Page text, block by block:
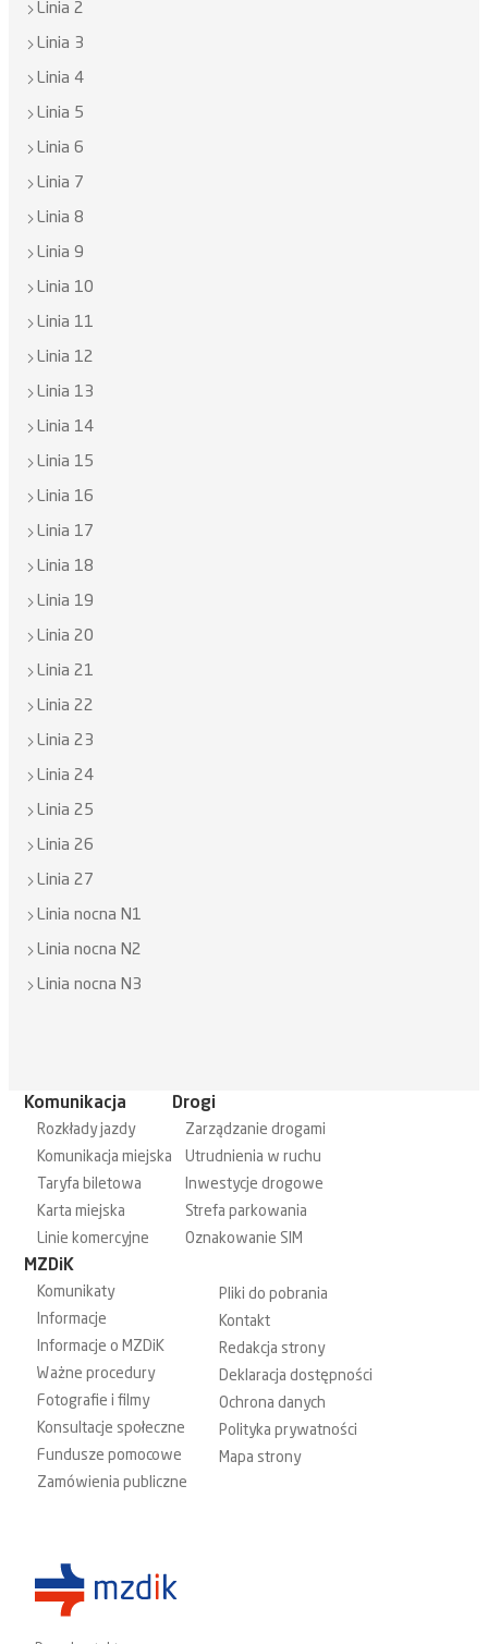
Linia 2
Linia 3
Linia 4
Linia 5
Linia 6
Linia 7
Linia 8
Linia 9
Linia 10
Linia 11
Linia 12
Linia 13
Linia 14
Linia 15
Linia 16
Linia 17
Linia 18
Linia 19
Linia 20
Linia 21
Linia 22
Linia 23
Linia 24
Linia 25
Linia 26
Linia 27
Linia nocna N1
Linia nocna N2
Linia nocna N3
Komunikacja
Rozkłady jazdy
Komunikacja miejska
Taryfa biletowa
Karta miejska
Linie komercyjne
Drogi
Zarządzanie drogami
Utrudnienia w ruchu
Inwestycje drogowe
Strefa parkowania
Oznakowanie SIM
MZDiK
Komunikaty
Informacje
Informacje o MZDiK
Ważne procedury
Fotografie i filmy
Konsultacje społeczne
Fundusze pomocowe
Zamówienia publiczne
Pliki do pobrania
Kontakt
Redakcja strony
Deklaracja dostępności
Ochrona danych
Polityka prywatności
Mapa strony